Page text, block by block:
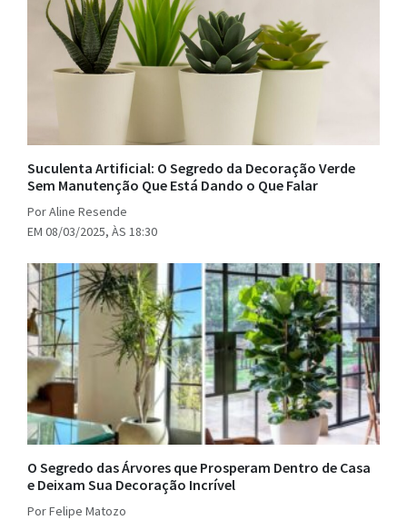
Suculenta Artificial: O Segredo da Decoração Verde
Sem Manutenção Que Está Dando o Que Falar
Por Aline Resende
EM 08/03/2025, ÀS 18:30
O Segredo das Árvores que Prosperam Dentro de Casa
e Deixam Sua Decoração Incrível
Por Felipe Matozo